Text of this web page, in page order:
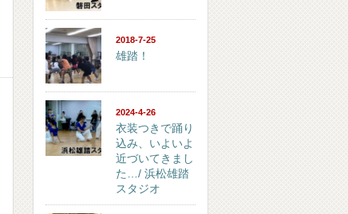
2018-7-25
雄踏！
2024-4-26
衣装つきで踊り
込み、いよいよ
近づいてきまし
た…/ 浜松雄踏
スタジオ